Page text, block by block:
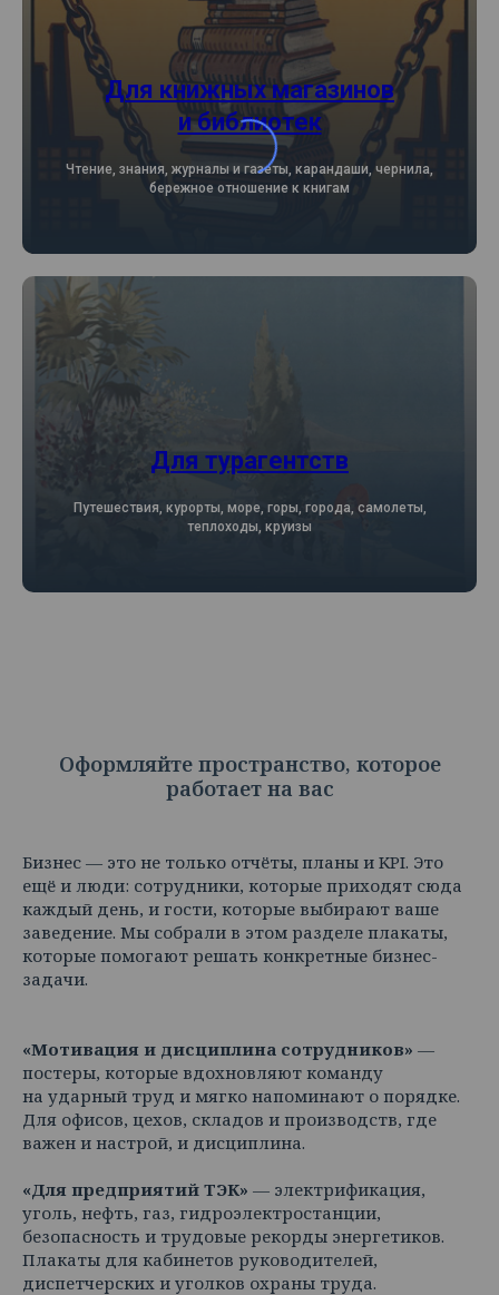
Для книжных магазинов
и библиотек
Чтение, знания, журналы и газеты, карандаши, чернила,
бережное отношение к книгам
Для турагентств
Путешествия, курорты, море, горы, города, самолеты,
теплоходы, круизы
Оформляйте пространство, которое
работает на вас
Бизнес — это не только отчёты, планы и KPI. Это
ещё и люди: сотрудники, которые приходят сюда
каждый день, и гости, которые выбирают ваше
заведение. Мы собрали в этом разделе плакаты,
которые помогают решать конкретные бизнес-
задачи.
«Мотивация и дисциплина сотрудников» —
постеры, которые вдохновляют команду
на ударный труд и мягко напоминают о порядке.
Для офисов, цехов, складов и производств, где
важен и настрой, и дисциплина.
«Для предприятий ТЭК» — электрификация,
уголь, нефть, газ, гидроэлектростанции,
безопасность и трудовые рекорды энергетиков.
Плакаты для кабинетов руководителей,
диспетчерских и уголков охраны труда.